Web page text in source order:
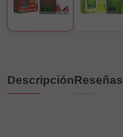
DescripciónReseñas